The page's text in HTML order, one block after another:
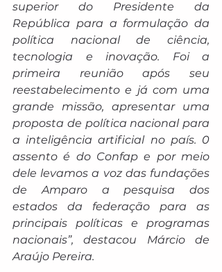
superior do Presidente da
República para a formulação da
política nacional de ciência,
tecnologia e inovação. Foi a
primeira reunião após seu
reestabelecimento e já com uma
grande missão, apresentar uma
proposta de política nacional para
a inteligência artificial no país. 0
assento é do Confap e por meio
dele levamos a voz das fundações
de Amparo a pesquisa dos
estados da federação para as
principais políticas e programas
nacionais”, destacou Márcio de
Araújo Pereira.